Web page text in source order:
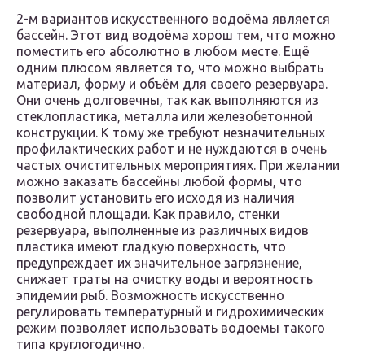
2-м вариантов искусственного водоёма является
бассейн. Этот вид водоёма хорош тем, что можно
поместить его абсолютно в любом месте. Ещё
одним плюсом является то, что можно выбрать
материал, форму и объём для своего резервуара.
Они очень долговечны, так как выполняются из
стеклопластика, металла или железобетонной
конструкции. К тому же требуют незначительных
профилактических работ и не нуждаются в очень
частых очистительных мероприятиях. При желании
можно заказать бассейны любой формы, что
позволит установить его исходя из наличия
свободной площади. Как правило, стенки
резервуара, выполненные из различных видов
пластика имеют гладкую поверхность, что
предупреждает их значительное загрязнение,
снижает траты на очистку воды и вероятность
эпидемии рыб. Возможность искусственно
регулировать температурный и гидрохимических
режим позволяет использовать водоемы такого
типа круглогодично.